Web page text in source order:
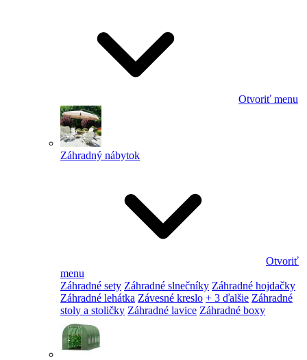
Otvoriť menu
Záhradný nábytok
Otvoriť
menu
Záhradné sety Záhradné slnečníky Záhradné hojdačky
Záhradné lehátka Závesné kreslo + 3 ďalšie Záhradné
stoly a stoličky Záhradné lavice Záhradné boxy